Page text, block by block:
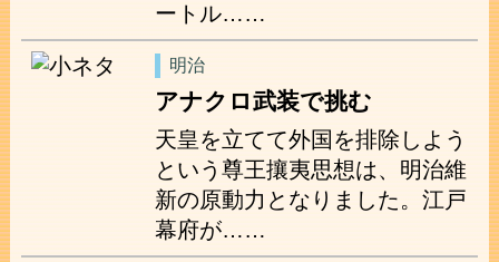
ートル……
明治
アナクロ武装で挑む
天皇を立てて外国を排除しよう
という尊王攘夷思想は、明治維
新の原動力となりました。江戸
幕府が……